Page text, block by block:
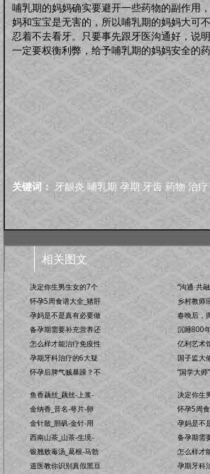
哺乳期的妈妈确实要避开一些药物的副作用
妈和宝宝是无害的，所以哺乳期的妈妈大可
忍着不去看牙。只要事先跟牙医沟通好，说
一定要权衡利弊，给予哺乳期的妈妈安全的药
关键词： 牙龈炎 哺乳期 孕期 牙齿 药物 治疗
相关图文
决定你生男生女的7个
怀孕5周食谱大全_猪肝
孕妈是不是真有必要做
备孕期需要补充营养还
怎么样才能治疗免疫性
孕期牙科治疗的6大疑
怀孕后脾气贼暴躁？不
“沟通·共
乡村教师
春晚后，
沉睡800
亿利艺术
国子监大
“国学大师
鱼香藕丝_藕丝-上浆-
金纳香_音名-萼片-卵
金针散_胆矾-金针-用
西南山茶_山茶-生境-
银翘败毒汤_葛根-马勃
道医教你识别真假黑豆
决定你生
怀孕5周
孕妈是不
备孕期需
怎么样才
孕期牙科